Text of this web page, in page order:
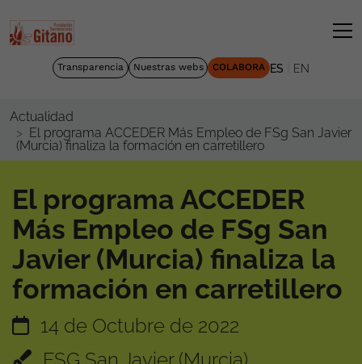
Transparencia Nuestras webs COLABORA ES EN
Actualidad
El programa ACCEDER Más Empleo de FSg San Javier
(Murcia) finaliza la formación en carretillero
El programa ACCEDER
Más Empleo de FSg San
Javier (Murcia) finaliza la
formación en carretillero
14 de Octubre de 2022